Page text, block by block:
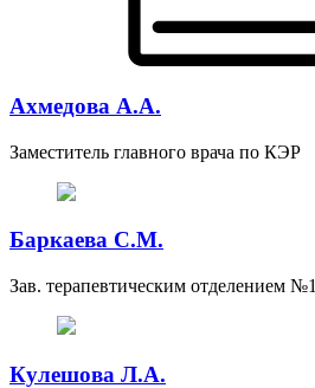
Ахмедова А.А.
Заместитель главного врача по КЭР
Баркаева С.М.
Зав. терапевтическим отделением №1
Кулешова Л.А.